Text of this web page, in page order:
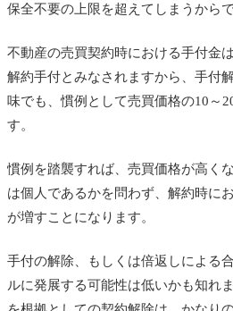
保全不要の上限を超えてしまうからで
不動産の売買契約時における手付金
解約手付とみなされますから、手付
味でも、慣例として売買価格の10～
す。
慣例を踏襲すれば、売買価格が高く
は個人であるかを問わず、解約時に
が増すことになります。
手付の解除、もしくは倍返しによる
ルに発展する可能性は低いかも知れ